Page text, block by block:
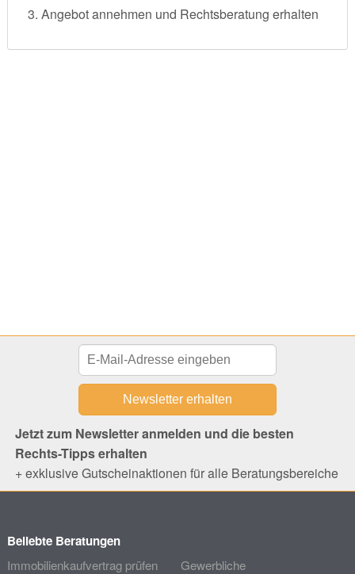
Angebot annehmen und Rechtsberatung erhalten
Jetzt zum Newsletter anmelden und die besten
Rechts-Tipps erhalten
+ exklusive Gutscheinaktionen für alle Beratungsbereiche
Beliebte Beratungen
Immobilienkaufvertrag prüfen
Gewerbliche